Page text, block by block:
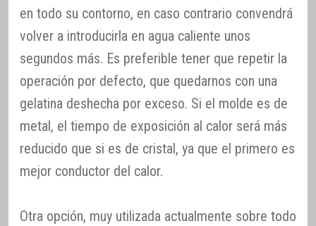
en todo su contorno, en caso contrario convendrá
volver a introducirla en agua caliente unos
segundos más. Es preferible tener que repetir la
operación por defecto, que quedarnos con una
gelatina deshecha por exceso. Si el molde es de
metal, el tiempo de exposición al calor será más
reducido que si es de cristal, ya que el primero es
mejor conductor del calor.
Otra opción, muy utilizada actualmente sobre todo